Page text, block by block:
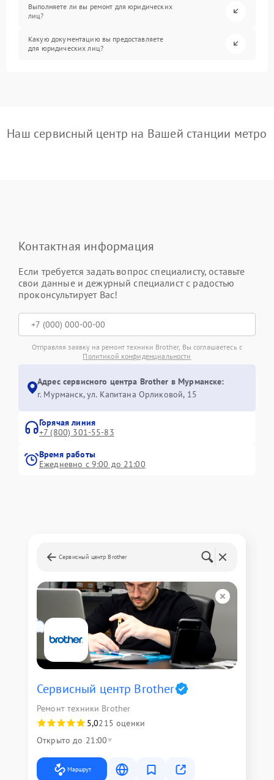
Выполняете ли вы ремонт для юридических
лиц?
Какую документацию вы предоставляете
для юридических лиц?
Наш сервисный центр на Вашей станции метро
Контактная информация
Если требуется задать вопрос специалисту, оставьте
свои данные и дежурный специалист с радостью
проконсультирует Вас!
Отправляя заявку на ремонт техники Brother, Вы соглашаетесь с
Политикой конфиденциальности
Адрес сервисного центра Brother в Мурманске:
г. Мурманск, ул. Капитана Орликовой, 15
Горячая линия
+7 (800) 301-55-83
Время работы
Ежедневно с 9:00 до 21:00
Сервисный центр Brother
Сервисный центр Brother
Ремонт техники Brother
5,0215 оценки
Открыто до 21:00
Маршрут